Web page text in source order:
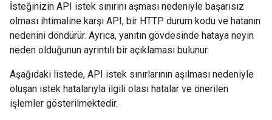
İsteğinizin API istek sınırını aşması nedeniyle başarısız
olması ihtimaline karşı API, bir HTTP durum kodu ve hatanın
nedenini döndürür. Ayrıca, yanıtın gövdesinde hataya neyin
neden olduğunun ayrıntılı bir açıklaması bulunur.
Aşağıdaki listede, API istek sınırlarının aşılması nedeniyle
oluşan istek hatalarıyla ilgili olası hatalar ve önerilen
işlemler gösterilmektedir.